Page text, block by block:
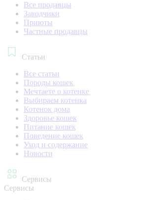
Все продавцы
Заводчики
Приюты
Частные продавцы
Статьи
Все статьи
Породы кошек
Мечтаете о котенке
Выбираем котенка
Котенок дома
Здоровье кошек
Питание кошек
Поведение кошек
Уход и содержание
Новости
Сервисы
Сервисы